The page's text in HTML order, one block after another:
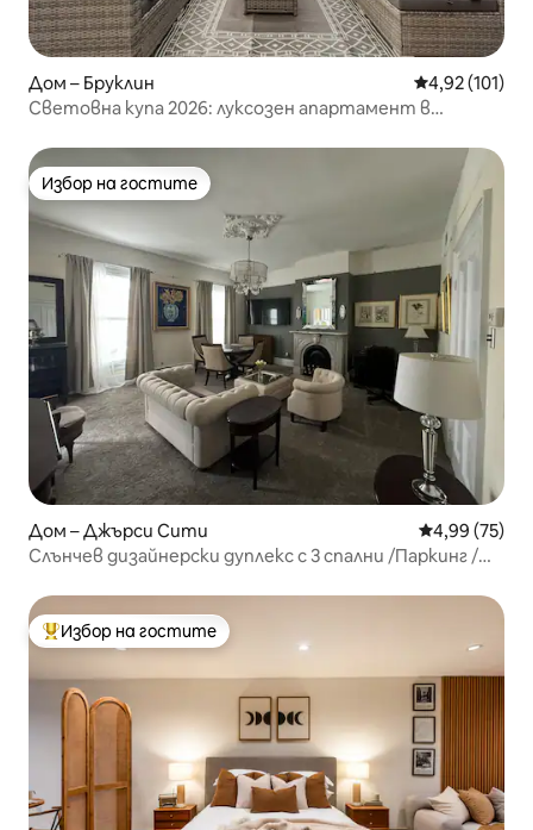
Дом – Бруклин Средна
4,92 (101)
Световна купа 2026: луксозен апартамент в
Избор на гостите
Избор на гостите
Дом – Джърси Сити Средна
4,99 (75)
Слънчев дизайнерски дуплекс с 3 спални /Паркинг /
Най-популярен избор на гостите
Избор на гостите